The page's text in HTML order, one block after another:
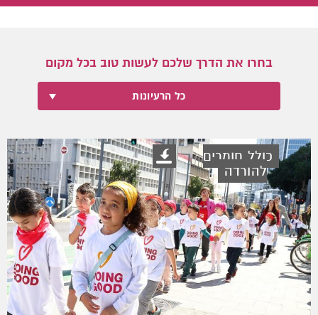
בחרו את הדרך שלכם לעשות טוב בכל מקום
כל הרעיונות
כולל חומרים
להורדה